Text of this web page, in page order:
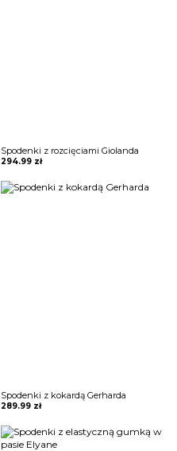
Spodenki z rozcięciami Giolanda
294.99 zł
Spodenki z kokardą Gerharda
289.99 zł